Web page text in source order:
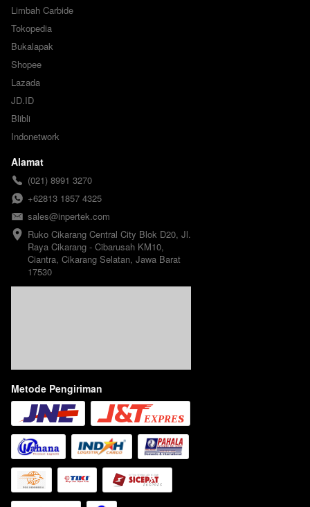
Limbah Carbide
Tokopedia
Bukalapak
Shopee
Lazada
JD.ID
Blibli
Indonetwork
Alamat
(021) 8991 3270
+62813 1857 4325
sales@inpertek.com
Ruko Cikarang Central City Blok D20, Jl.
Raya Cikarang - Cibarusah KM10,
Ciantra, Cikarang Selatan, Jawa Barat
17530
Metode Pengiriman